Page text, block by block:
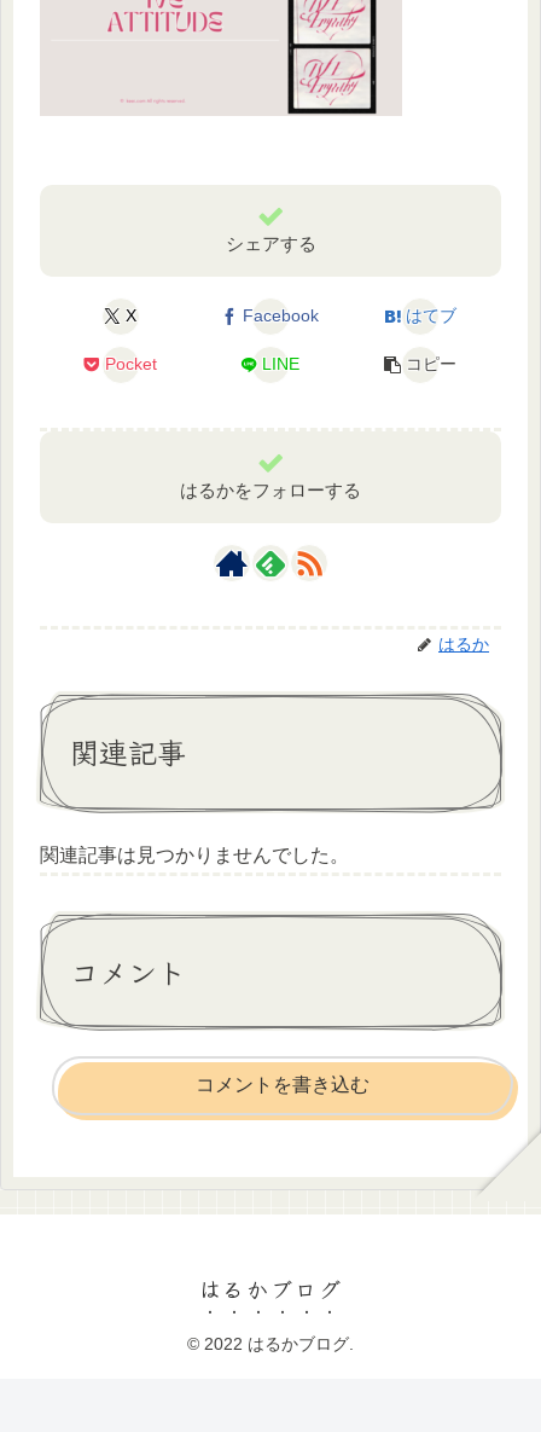
シェアする
X Facebook はてブ
Pocket LINE コピー
はるかをフォローする
はるか
関連記事
関連記事は見つかりませんでした。
コメント
コメントを書き込む
はるかブログ
© 2022 はるかブログ.